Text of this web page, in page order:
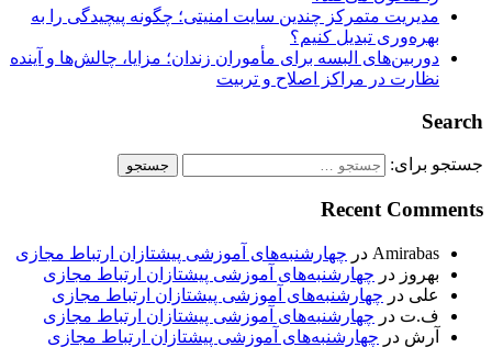
مدیریت متمرکز چندین سایت امنیتی؛ چگونه پیچیدگی را به
بهره‌وری تبدیل کنیم؟
دوربین‌های البسه برای مأموران زندان؛ مزایا، چالش‌ها و آینده
نظارت در مراکز اصلاح و تربیت
Search
جستجو برای:
Recent Comments
Amirabas در چهارشنبه‌های آموزشی پیشتازان ارتباط مجازی
بهروز در چهارشنبه‌های آموزشی پیشتازان ارتباط مجازی
علی در چهارشنبه‌های آموزشی پیشتازان ارتباط مجازی
ف.ت در چهارشنبه‌های آموزشی پیشتازان ارتباط مجازی
آرش در چهارشنبه‌های آموزشی پیشتازان ارتباط مجازی